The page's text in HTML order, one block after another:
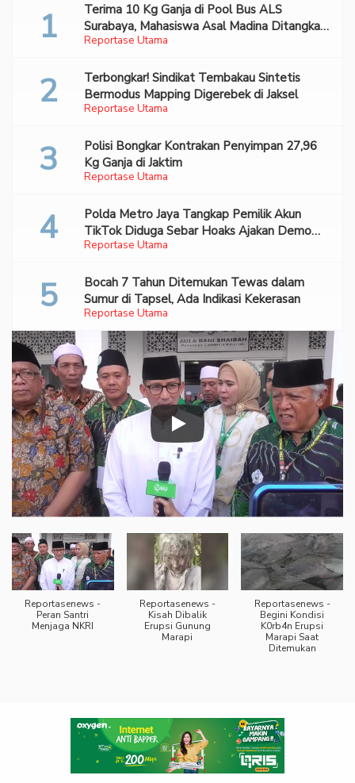
Reportase Utama
Terima 10 Kg Ganja di Pool Bus ALS
Surabaya, Mahasiswa Asal Madina Ditangkap
Bareskrim
Reportase Utama
Terbongkar! Sindikat Tembakau Sintetis
Bermodus Mapping Digerebek di Jaksel
Reportase Utama
Polisi Bongkar Kontrakan Penyimpan 27,96
Kg Ganja di Jaktim
Reportase Utama
Polda Metro Jaya Tangkap Pemilik Akun
TikTok Diduga Sebar Hoaks Ajakan Demo
Turunkan Prabowo-Gibran
Reportase Utama
Bocah 7 Tahun Ditemukan Tewas dalam
Sumur di Tapsel, Ada Indikasi Kekerasan
Reportasenews -
Peran Santri
Menjaga NKRI
Reportasenews -
Kisah Dibalik
Erupsi Gunung
Marapi
Reportasenews -
Begini Kondisi
K0rb4n Erupsi
Marapi Saat
Ditemukan